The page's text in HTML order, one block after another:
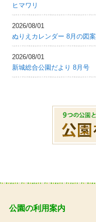
ヒマワリ
2026/08/01
ぬりえカレンダー 8月の図案
2026/08/01
新城総合公園だより 8月号
公園の利用案内